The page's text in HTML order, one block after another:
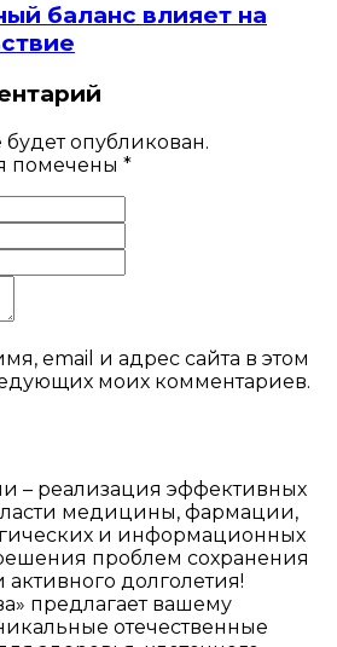
баланс влияет на
опубликован.
помечены *
email и адрес сайта в этом
моих комментариев.
– реализация эффективных
медицины, фармации,
и информационных
проблем сохранения
активного долголетия!
предлагает вашему
отечественные